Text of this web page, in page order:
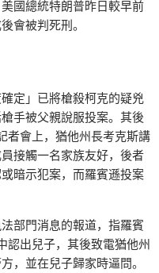
國總統特朗普昨日較早前
會被判死刑。
定」已將槍殺柯克的疑兇
手被父親說服投案。其後
者會上，猶他州長考克斯講
接觸一名家族友好，後者
暗示犯案，而羅賓遜投案
部門消息的報道，指羅賓
認出兒子，其後致電猶他州
，並在兒子歸家時逼問。